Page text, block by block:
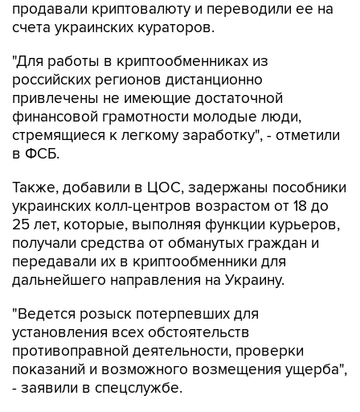
продавали криптовалюту и переводили ее на
счета украинских кураторов.
"Для работы в криптообменниках из
российских регионов дистанционно
привлечены не имеющие достаточной
финансовой грамотности молодые люди,
стремящиеся к легкому заработку", - отметили
в ФСБ.
Также, добавили в ЦОС, задержаны пособники
украинских колл-центров возрастом от 18 до
25 лет, которые, выполняя функции курьеров,
получали средства от обманутых граждан и
передавали их в криптообменники для
дальнейшего направления на Украину.
"Ведется розыск потерпевших для
установления всех обстоятельств
противоправной деятельности, проверки
показаний и возможного возмещения ущерба",
- заявили в спецслужбе.